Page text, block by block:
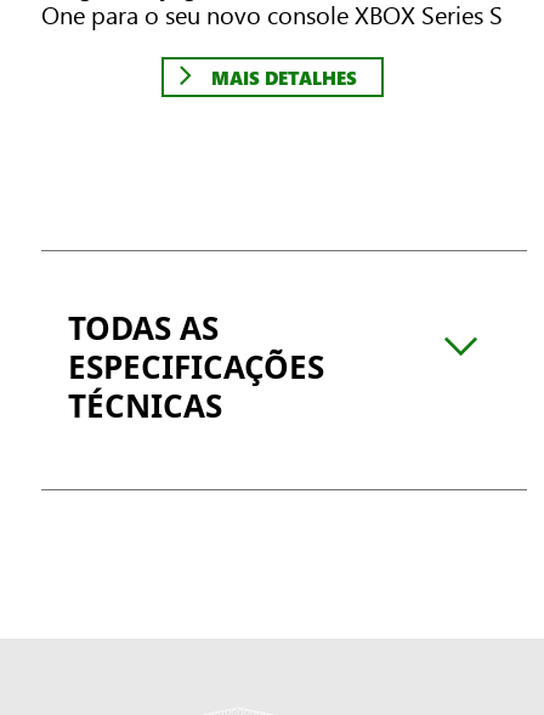
One para o seu novo console XBOX Series S
MAIS DETALHES
TODAS AS
ESPECIFICAÇÕES
TÉCNICAS